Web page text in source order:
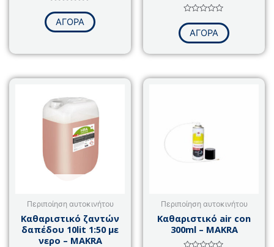
με
από
ΑΓΟΡΑ
με
από
ΑΓΟΡΑ
Περιποίηση αυτοκινήτου
Καθαριστικό ζαντών
δαπέδου 10lit 1:50 με
νερο – MAKRA
Περιποίηση αυτοκινήτου
Καθαριστικό air con
300ml – MAKRA